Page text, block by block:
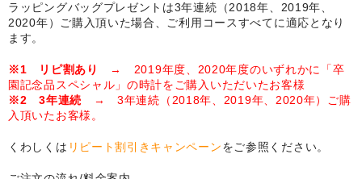
目覚まし時計(集合)
制服メモリー
自作オリジナル時計
卒部卒団記念品
ラッピングバッグプレゼントは3年連続（2018年、2019年、
2020年）ご購入頂いた場合、ご利用コースすべてに適応となり
ます。
※1 リピ割あり
→ 2019年度、2020年度のいずれかに「卒
園記念品スペシャル」の時計をご購入いただいたお客様
※2 3年連続 → 3年連続（2018年、2019年、2020年）ご購
入頂いたお客様。
くわしくは リピート割引きキャンペーンをご参照ください。